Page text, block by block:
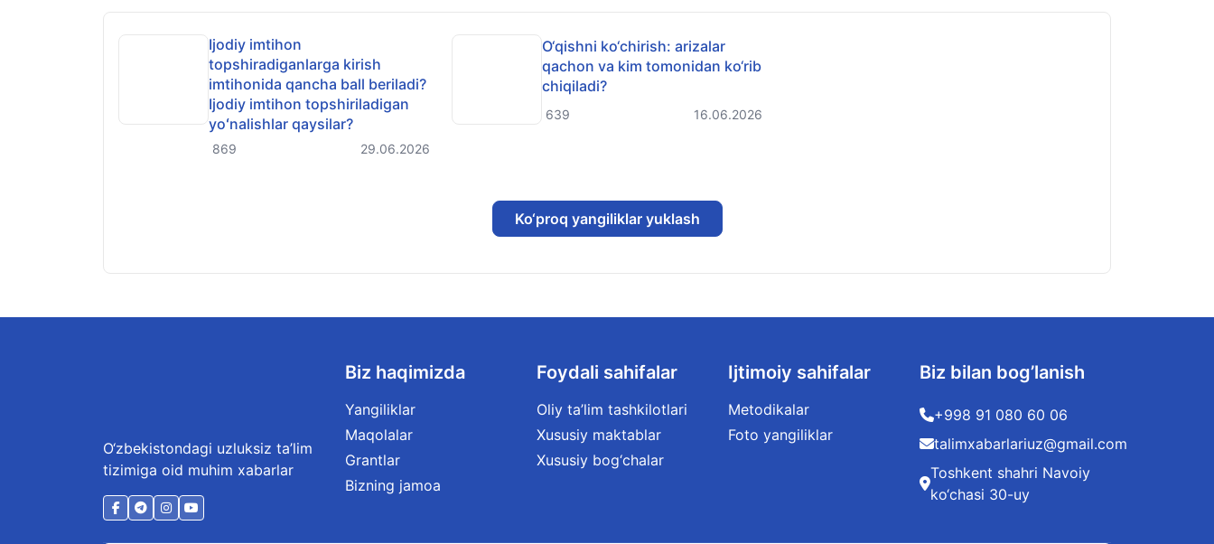
Ijodiy imtihon
topshiradiganlarga kirish
imtihonida qancha ball beriladi?
Ijodiy imtihon topshiriladigan
yoʻnalishlar qaysilar?
869 29.06.2026
O‘qishni ko‘chirish: arizalar
qachon va kim tomonidan ko‘rib
chiqiladi?
639 16.06.2026
Ko‘proq yangiliklar yuklash
O‘zbekistondagi uzluksiz ta’lim
tizimiga oid muhim xabarlar
Biz haqimizda
Yangiliklar
Maqolalar
Grantlar
Bizning jamoa
Foydali sahifalar
Oliy ta’lim tashkilotlari
Xususiy maktablar
Xususiy bog‘chalar
Ijtimoiy sahifalar
Metodikalar
Foto yangiliklar
Biz bilan bog’lanish
+998 91 080 60 06
talimxabarlariuz@gmail.com
Toshkent shahri Navoiy
ko‘chasi 30-uy